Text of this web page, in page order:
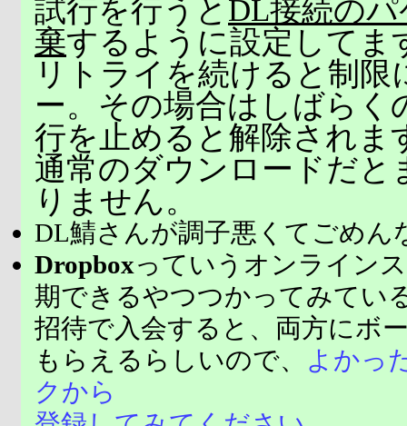
試行を行うと DL接続の
棄するように設定してま
リトライを続けると制限
ー。その場合はしばらく
行を止めると解除されま
通常のダウンロードだと
りません。
DL鯖さんが調子悪くてごめん
Dropboxっていうオンライン
期できるやつつかってみてい
招待で入会すると、両方にボ
もらえるらしいので、
よかっ
クから